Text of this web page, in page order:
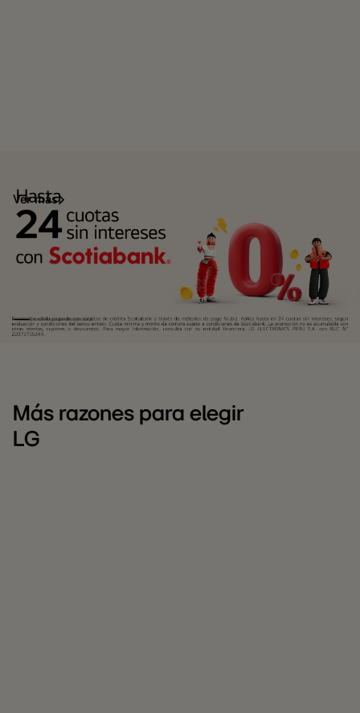
Ver más
Más razones para elegir
LG